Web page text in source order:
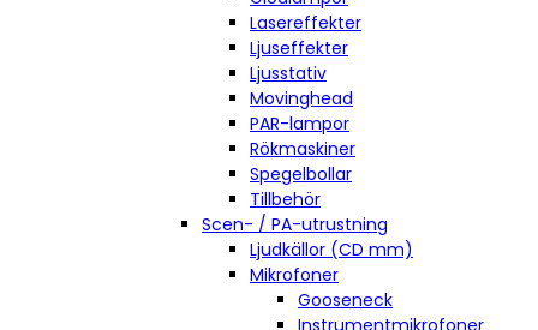
Lasereffekter
Ljuseffekter
Ljusstativ
Movinghead
PAR-lampor
Rökmaskiner
Spegelbollar
Tillbehör
Scen- / PA-utrustning
Ljudkällor (CD mm)
Mikrofoner
Gooseneck
Instrumentmikrofoner